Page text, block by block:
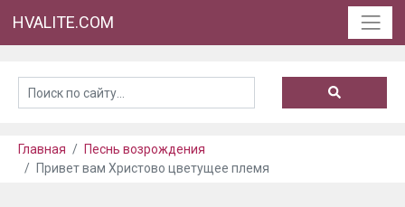
HVALITE.COM
Главная
Песнь возрождения
Привет вам Христово цветущее племя